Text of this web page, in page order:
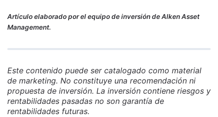
Artículo elaborado por el equipo de inversión de Alken Asset
Management.
Este contenido puede ser catalogado como material
de marketing. No constituye una recomendación ni
propuesta de inversión. La inversión contiene riesgos y
rentabilidades pasadas no son garantía de
rentabilidades futuras.